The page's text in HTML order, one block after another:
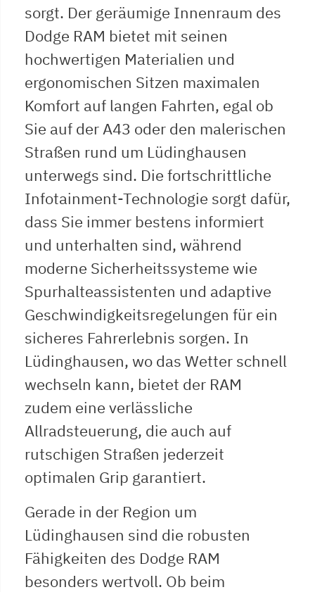
sorgt. Der geräumige Innenraum des
Dodge RAM bietet mit seinen
hochwertigen Materialien und
ergonomischen Sitzen maximalen
Komfort auf langen Fahrten, egal ob
Sie auf der A43 oder den malerischen
Straßen rund um Lüdinghausen
unterwegs sind. Die fortschrittliche
Infotainment-Technologie sorgt dafür,
dass Sie immer bestens informiert
und unterhalten sind, während
moderne Sicherheitssysteme wie
Spurhalteassistenten und adaptive
Geschwindigkeitsregelungen für ein
sicheres Fahrerlebnis sorgen. In
Lüdinghausen, wo das Wetter schnell
wechseln kann, bietet der RAM
zudem eine verlässliche
Allradsteuerung, die auch auf
rutschigen Straßen jederzeit
optimalen Grip garantiert.
Gerade in der Region um
Lüdinghausen sind die robusten
Fähigkeiten des Dodge RAM
besonders wertvoll. Ob beim